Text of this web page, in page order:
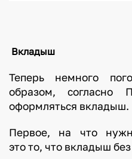
Вкладыш
Теперь немного
образом, согласно
оформляться вкладыш.
Первое, на что
это то, что вкладыш